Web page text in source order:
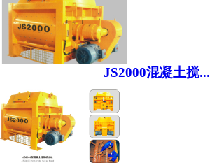
JS2000混凝土搅...